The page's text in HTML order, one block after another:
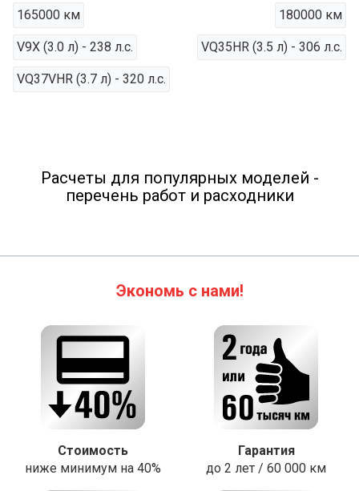
165000 км 180000 км
V9X (3.0 л) - 238 л.с. VQ35HR (3.5 л) - 306 л.с.
VQ37VHR (3.7 л) - 320 л.с.
Расчеты для популярных моделей -
перечень работ и расходники
Экономь с нами!
Стоимость
ниже минимум на 40%
Гарантия
до 2 лет / 60 000 км